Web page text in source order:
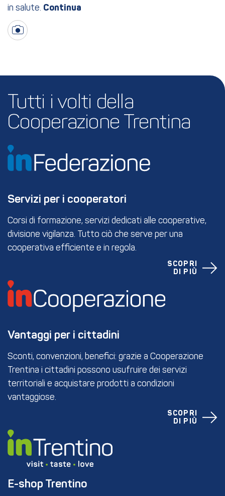
in salute.
Tutti i volti della
Cooperazione Trentina
Servizi per i cooperatori
Corsi di formazione, servizi dedicati alle cooperative,
divisione vigilanza. Tutto ciò che serve per una
cooperativa efficiente e in regola.
SCOPRI
DI PIÙ
Vantaggi per i cittadini
Sconti, convenzioni, benefici: grazie a Cooperazione
Trentina i cittadini possono usufruire dei servizi
territoriali e acquistare prodotti a condizioni
vantaggiose.
SCOPRI
DI PIÙ
E-shop Trentino